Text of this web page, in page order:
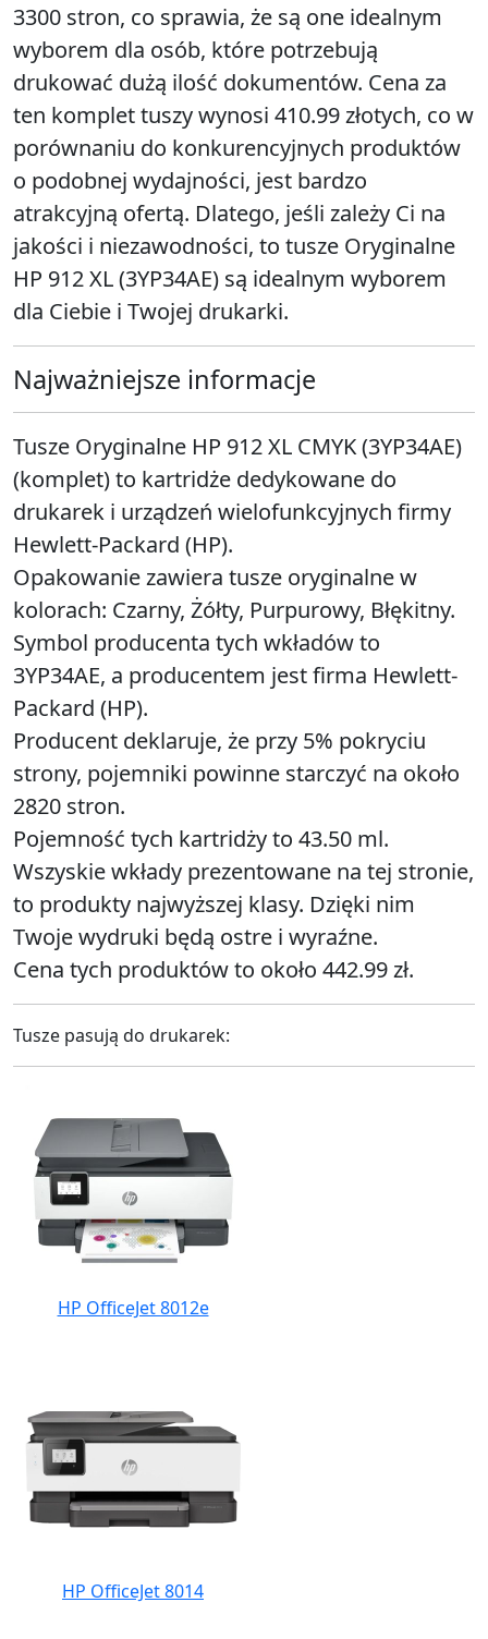
3300 stron, co sprawia, że są one idealnym
wyborem dla osób, które potrzebują
drukować dużą ilość dokumentów. Cena za
ten komplet tuszy wynosi 410.99 złotych, co w
porównaniu do konkurencyjnych produktów
o podobnej wydajności, jest bardzo
atrakcyjną ofertą. Dlatego, jeśli zależy Ci na
jakości i niezawodności, to tusze Oryginalne
HP 912 XL (3YP34AE) są idealnym wyborem
dla Ciebie i Twojej drukarki.
Najważniejsze informacje
Tusze Oryginalne HP 912 XL CMYK (3YP34AE)
(komplet) to kartridże dedykowane do
drukarek i urządzeń wielofunkcyjnych firmy
Hewlett-Packard (HP).
Opakowanie zawiera tusze oryginalne w
kolorach: Czarny, Żółty, Purpurowy, Błękitny.
Symbol producenta tych wkładów to
3YP34AE, a producentem jest firma Hewlett-
Packard (HP).
Producent deklaruje, że przy 5% pokryciu
strony, pojemniki powinne starczyć na około
2820 stron.
Pojemność tych kartridży to 43.50 ml.
Wszyskie wkłady prezentowane na tej stronie,
to produkty najwyższej klasy. Dzięki nim
Twoje wydruki będą ostre i wyraźne.
Cena tych produktów to około 442.99 zł.
Tusze pasują do drukarek:
HP OfficeJet 8012e
HP OfficeJet 8014